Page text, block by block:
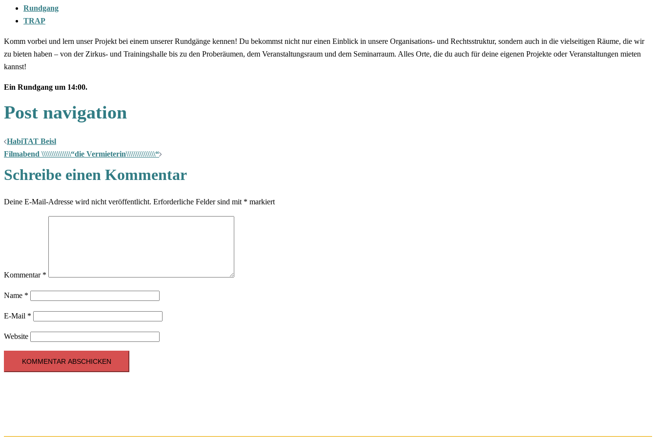
Rundgang
TRAP
Komm vorbei und lern unser Projekt bei einem unserer Rundgänge kennen! Du bekommst nicht nur einen Einblick in unsere Organisations- und Rechtsstruktur, sondern auch in die vielseitigen Räume, die wir
zu bieten haben – von der Zirkus- und Trainingshalle bis zu den Proberäumen, dem Veranstaltungsraum und dem Seminarraum. Alles Orte, die du auch für deine eigenen Projekte oder Veranstaltungen mieten
kannst!
Ein Rundgang um 14:00.
Post navigation
HabiTAT Beisl
Filmabend \\\\\\\\\\\\\\\“die Vermieterin\\\\\\\\\\\\\\\“
Schreibe einen Kommentar
Deine E-Mail-Adresse wird nicht veröffentlicht. Erforderliche Felder sind mit * markiert
Kommentar *
Name *
E-Mail *
Website